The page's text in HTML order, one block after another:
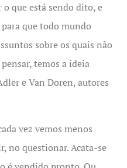
que está sendo dito, e
que todo mundo
sobre os quais não
temos a ideia
e Van Doren, autores
vez vemos menos
no questionar. Acata-se